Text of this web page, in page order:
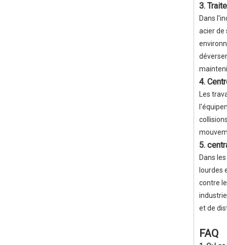
3.
Dans
acier de
4.
Les
5.
Dans
lourdes
contre
et de
FAQ